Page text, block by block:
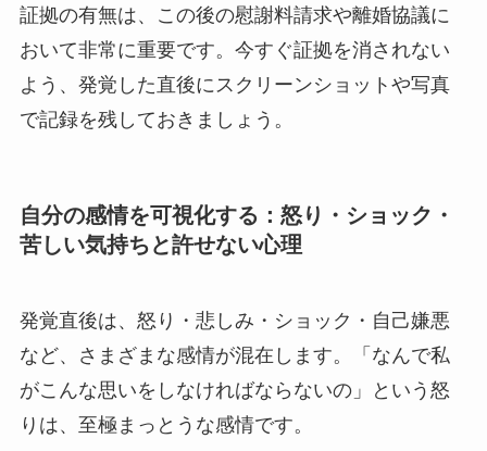
証拠の有無は、この後の慰謝料請求や離婚協議に
おいて非常に重要です。今すぐ証拠を消されない
よう、発覚した直後にスクリーンショットや写真
で記録を残しておきましょう。
自分の感情を可視化する：怒り・ショック・
苦しい気持ちと許せない心理
発覚直後は、怒り・悲しみ・ショック・自己嫌悪
など、さまざまな感情が混在します。「なんで私
がこんな思いをしなければならないの」という怒
りは、至極まっとうな感情です。